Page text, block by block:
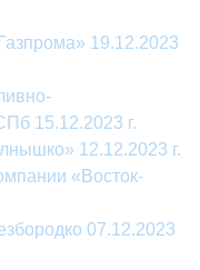
19.12.2023
15.12.2023 г.
12.12.2023 г.
«Восток-
07.12.2023